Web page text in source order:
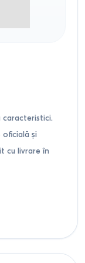
caracteristici.
și
cu livrare în